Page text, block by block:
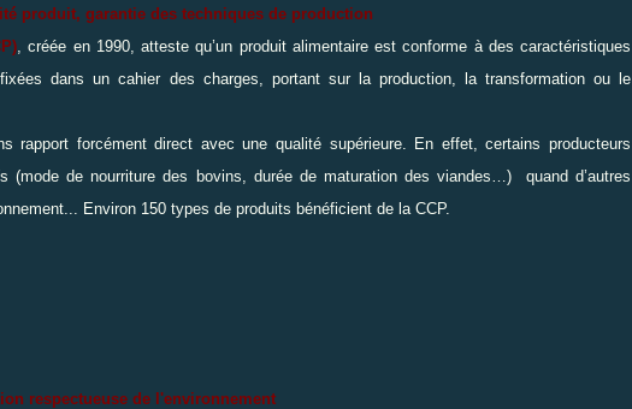
produit, garantie des techniques de production
, créée en 1990, atteste qu’un produit alimentaire est conforme à des caractéristiques
dans un cahier des charges, portant sur la production, la transformation ou le
rapport forcément direct avec une qualité supérieure. En effet, certains producteurs
(mode de nourriture des bovins, durée de maturation des viandes…) quand d’autres
Environ 150 types de produits bénéficient de la CCP.
respectueuse de l'environnement